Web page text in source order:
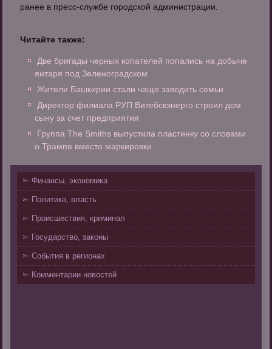
ранее в пресс-службе городской администрации.
Читайте также:
Две бригады черных копателей попались на добыче
янтаря под Зеленоградском
Жители Башкирии стали чаще заводить семьи
Директор филиала РУП Витебскэнерго строил дом
сыну за счет предприятия
Группа The Smiths выпустила пластинку со словами
о Трампе вместо маркировки
Финансы, экономика
Политика, власть
Происшествия, криминал
Государство, законы
События в регионах
Комментарии новостей